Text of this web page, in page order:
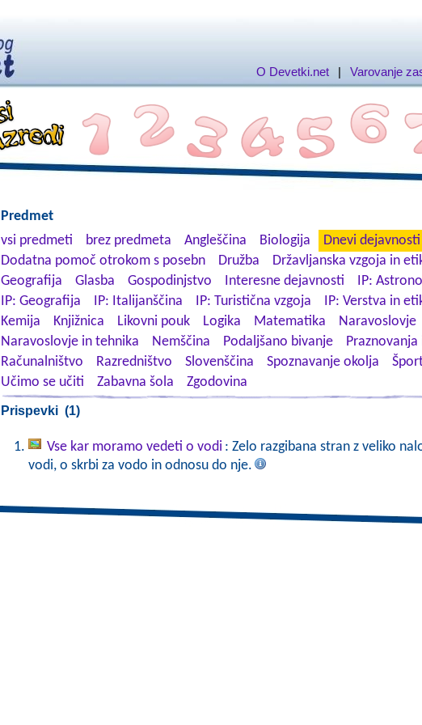
O Devetki.net | Varovanje
Predmet
vsi predmeti
brez predmeta Angleščina Biologija
Dnevi dejavnosti
Dodatna pomoč otrokom s posebn
Družba Državljanska vzgoja in
Geografija
Glasba Gospodinjstvo Interesne dejavnosti
IP:
IP: Geografija
IP: Italijanščina IP: Turistična vzgoja IP: Verstva in
Kemija
Knjižnica Likovni pouk Logika Matematika
Naravoslovje
Naravoslovje in tehnika
Nemščina Podaljšano bivanje
Računalništvo
Razredništvo Slovenščina Spoznavanje okolja
Učimo se učiti
Zabavna šola Zgodovina
Prispevki (1)
Vse kar moramo vedeti o vodi : Zelo razgibana stran z veliko
vodi, o skrbi za vodo in odnosu do nje.